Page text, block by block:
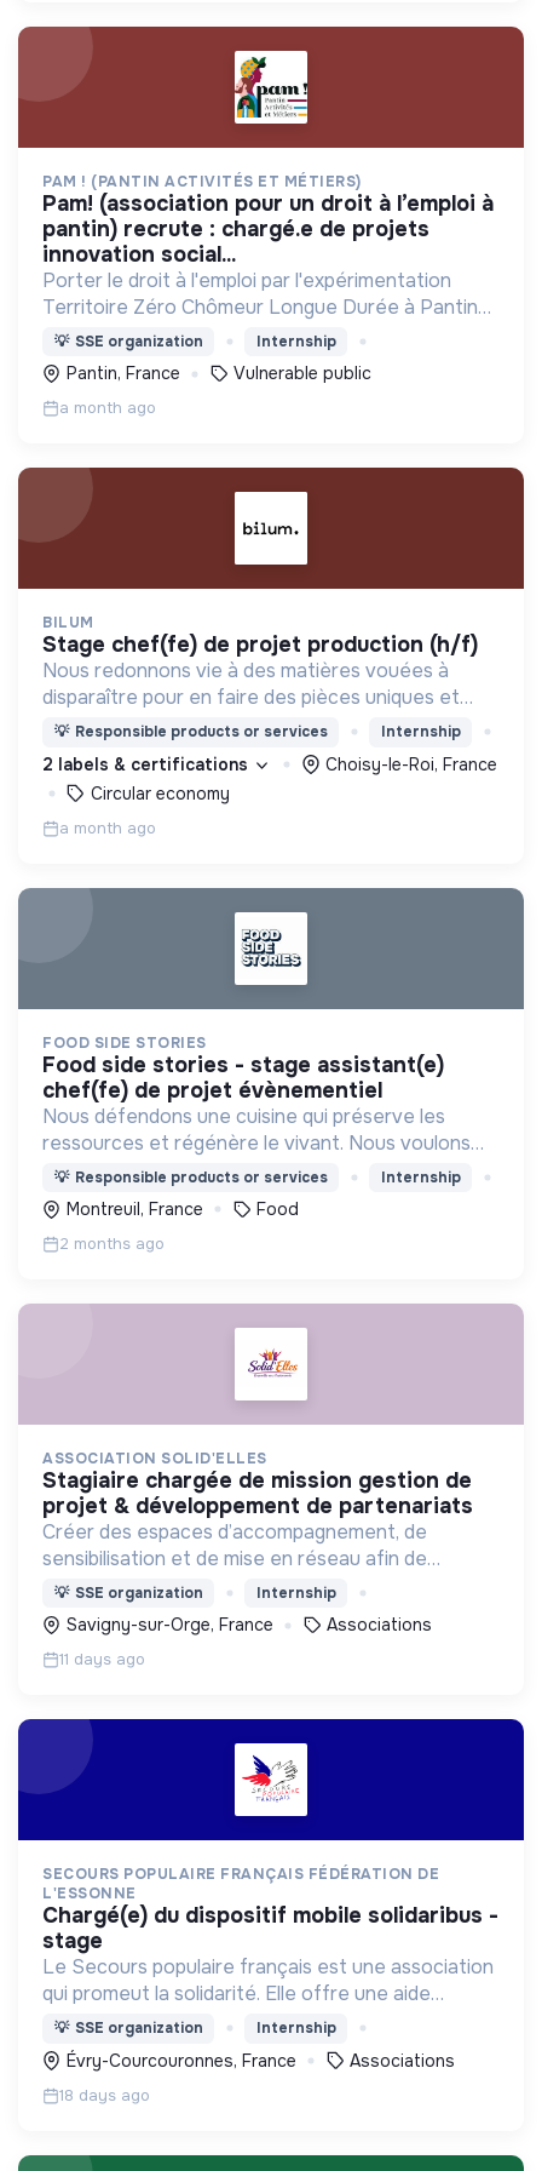
PAM ! (PANTIN ACTIVITÉS ET MÉTIERS)
pam! (association pour un droit à l’emploi à
pantin) recrute : chargé.e de projets
innovation social...
Porter le droit à l'emploi par l'expérimentation
Territoire Zéro Chômeur Longue Durée à Pantin
(Quartier des 4 Chemins) : créer des emplois
dignes, durables et utiles au territoire
💡 SSE organization Internship
Pantin, France Vulnerable public
a month ago
BILUM
stage chef(fe) de projet production (h/f)
Nous redonnons vie à des matières vouées à
disparaître pour en faire des pièces uniques et
originales. Notre manufacture d’upcycling s'inscrit
en circuit court et dans l’économie sociale et
solidaire.
💡 Responsible products or services Internship
2 labels & certifications
Choisy-le-Roi, France
Circular economy
a month ago
FOOD SIDE STORIES
food side stories - stage assistant(e)
chef(fe) de projet évènementiel
Nous défendons une cuisine qui préserve les
ressources et régénère le vivant. Nous voulons
démontrer qu’un modèle inspiré du vivant est la clé
pour être durablement viable et vertueux.
💡 Responsible products or services Internship
Montreuil, France Food
2 months ago
ASSOCIATION SOLID'ELLES
stagiaire chargée de mission gestion de
projet & développement de partenariats
Créer des espaces d’accompagnement, de
sensibilisation et de mise en réseau afin de
permettre aux femmes de développer leurs
compétences, renforcer leur confiance et
accéder à des opportunités
💡 SSE organization Internship
Savigny-sur-Orge, France Associations
11 days ago
SECOURS POPULAIRE FRANÇAIS FÉDÉRATION DE
L'ESSONNE
chargé(e) du dispositif mobile solidaribus -
stage
Le Secours populaire français est une association
qui promeut la solidarité. Elle offre une aide
alimentaire, matérielle, facilite l'accès aux droits, à
la culture, aux loisirs et aux vacances
💡 SSE organization Internship
Évry-Courcouronnes, France Associations
18 days ago